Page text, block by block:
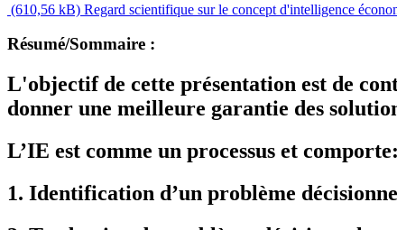
(610,56 kB) Regard scientifique sur le concept d'intelligence
Résumé/Sommaire :
L'objectif de cette présentation est de
donner une meilleure garantie des
L’IE est comme un processus et comporte:
1. Identification d’un problème